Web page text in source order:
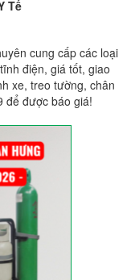
Tế
cung cấp các loại
điện, giá tốt, giao
xe, treo tường, chân
để được báo giá!